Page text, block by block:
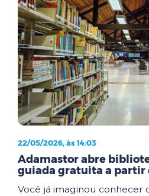
22/05/2026, às 14:03
Adamastor abre
guiada gratuita a partir
Você já imaginou conhecer